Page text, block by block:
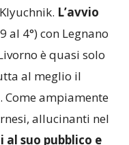
L’avvio
al 4°) con Legnano
è quasi solo
al meglio il
Come ampiamente
allucinanti nel
al suo pubblico e